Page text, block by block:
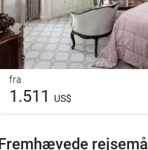
fra
1.511 US$
rejsemål